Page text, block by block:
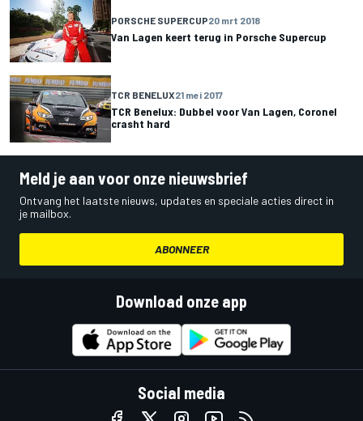
PORSCHE SUPERCUP20 mrt 2018
Van Lagen keert terug in Porsche Supercup
TCR BENELUX21 mei 2017
TCR Benelux: Dubbel voor Van Lagen, Coronel
crasht hard
Meld je aan voor onze nieuwsbrief
Ontvang het laatste nieuws, updates en speciale acties direct in
je mailbox.
ABONNEER
Download onze app
Social media